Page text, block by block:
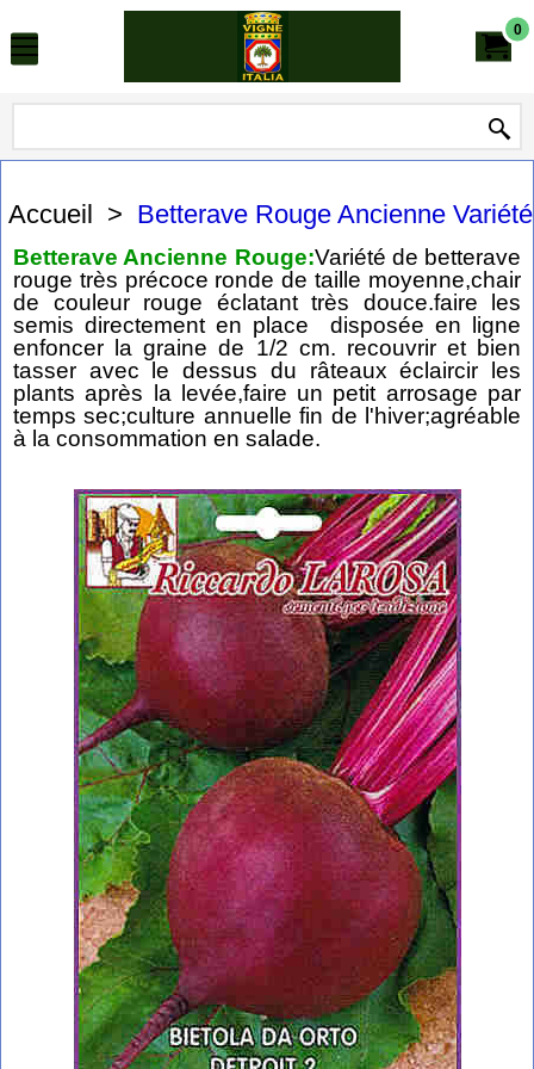
0
Accueil > Betterave Rouge Ancienne Variété
Betterave Ancienne Rouge:Variété de betterave
rouge très précoce ronde de taille moyenne,chair
de couleur rouge éclatant très douce.faire les
semis directement en place disposée en ligne
enfoncer la graine de 1/2 cm. recouvrir et bien
tasser avec le dessus du râteaux éclaircir les
plants après la levée,faire un petit arrosage par
temps sec;culture annuelle fin de l'hiver;agréable
à la consommation en salade.